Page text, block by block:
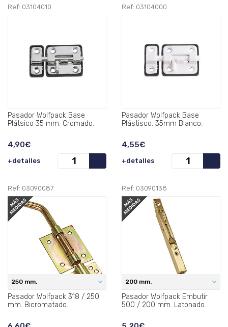
Ref: 03104010
Pasador Wolfpack Base
Plátsico 35 mm. Cromado.
4,90€
+detalles
Ref: 03104000
Pasador Wolfpack Base
Plástisco. 35mm Blanco.
4,55€
+detalles
Ref: 03090087
250 mm.
Pasador Wolfpack 318 / 250
mm. Bicromatado.
Ref: 03090138
200 mm.
Pasador Wolfpack Embutir
500 / 200 mm. Latonado.